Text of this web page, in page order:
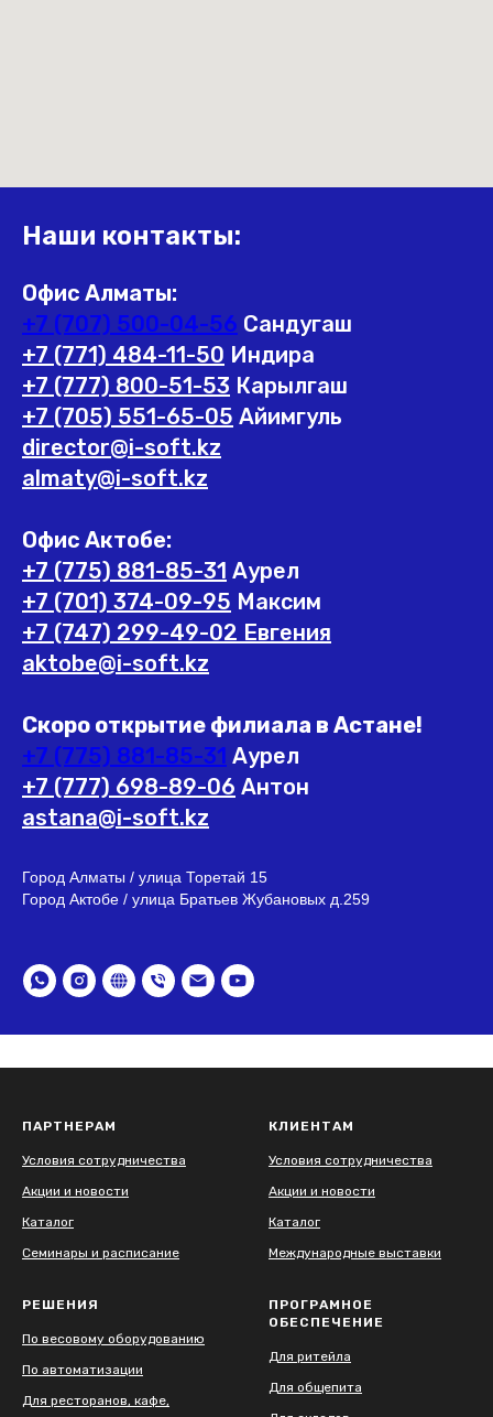
Наши контакты:
Офис Алматы:
+7 (707) 500-04-56 Сандугаш
+7 (771) 484-11-50 Индира
+7 (777) 800-51-53 Карылгаш
+7 (705) 551-65-05 Айимгуль
director@i-soft.kz
almaty@i-soft.kz
Офис Актобе:
+7 (775) 881-85-31 Аурел
+7 (701) 374-09-95 Максим
+7 (747) 299-49-02 Евгения
aktobe@i-soft.kz
Скоро открытие филиала в Астане!
+7 (775) 881-85-31 Аурел
+7 (777) 698-89-06 Антон
astana@i-soft.kz
Город Алматы / улица Торетай 15
Город Актобе / улица Братьев Жубановых д.259
ПАРТНЕРАМ
Условия сотрудничества
Акции и новости
Каталог
Семинары и расписание
КЛИЕНТАМ
Условия сотрудничества
Акции и новости
Каталог
Международные выставки
РЕШЕНИЯ
По весовому оборудованию
По автоматизации
Для ресторанов, кафе,
ПРОГРАМНОЕ
ОБЕСПЕЧЕНИЕ
Для ритейла
Для общепита